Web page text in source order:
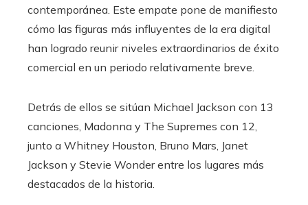
contemporánea. Este empate pone de manifiesto
cómo las figuras más influyentes de la era digital
han logrado reunir niveles extraordinarios de éxito
comercial en un periodo relativamente breve.
Detrás de ellos se sitúan Michael Jackson con 13
canciones, Madonna y The Supremes con 12,
junto a Whitney Houston, Bruno Mars, Janet
Jackson y Stevie Wonder entre los lugares más
destacados de la historia.